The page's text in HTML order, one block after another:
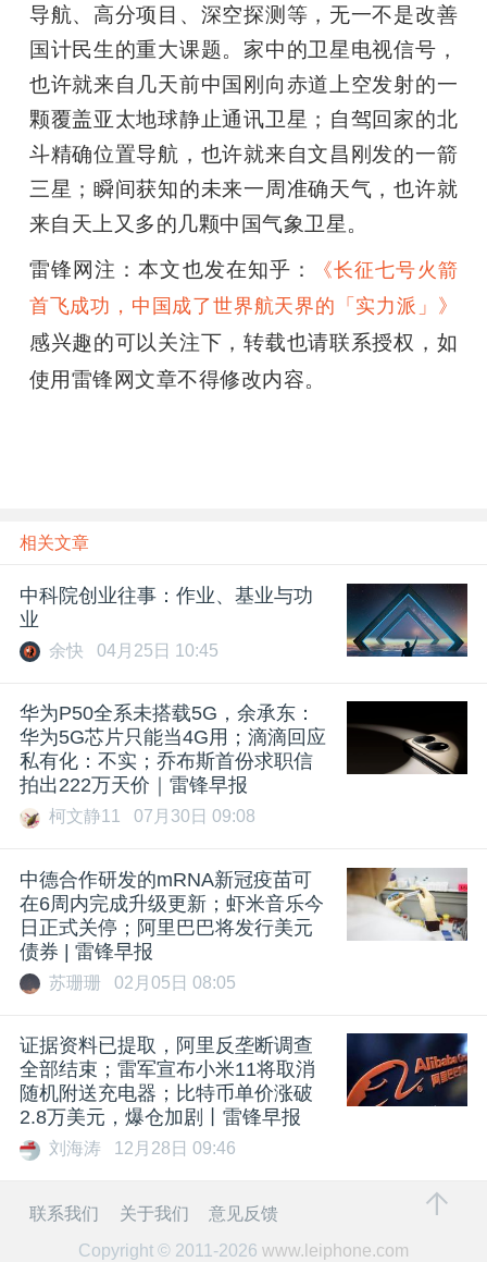
导航、高分项目、深空探测等，无一不是改善
国计民生的重大课题。家中的卫星电视信号，
也许就来自几天前中国刚向赤道上空发射的一
颗覆盖亚太地球静止通讯卫星；自驾回家的北
斗精确位置导航，也许就来自文昌刚发的一箭
三星；瞬间获知的未来一周准确天气，也许就
来自天上又多的几颗中国气象卫星。
雷锋网注：本文也发在知乎：
《长征七号火箭
首飞成功，中国成了世界航天界的「实力派」》
感兴趣的可以关注下，转载也请联系授权，如
使用雷锋网文章不得修改内容。
相关文章
中科院创业往事：作业、基业与功
业
余快 04月25日 10:45
华为P50全系未搭载5G，余承东：
华为5G芯片只能当4G用；滴滴回应
私有化：不实；乔布斯首份求职信
拍出222万天价｜雷锋早报
柯文静11 07月30日 09:08
中德合作研发的mRNA新冠疫苗可
在6周内完成升级更新；虾米音乐今
日正式关停；阿里巴巴将发行美元
债券 | 雷锋早报
苏珊珊 02月05日 08:05
证据资料已提取，阿里反垄断调查
全部结束；雷军宣布小米11将取消
随机附送充电器；比特币单价涨破
2.8万美元，爆仓加剧丨雷锋早报
刘海涛 12月28日 09:46
联系我们 关于我们
意见反馈
Copyright © 2011-2026 www.leiphone.com